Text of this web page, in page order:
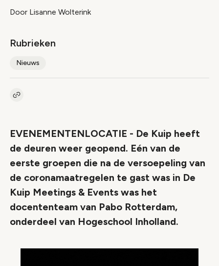
Door Lisanne Wolterink
Rubrieken
Nieuws
Kopieer link naar artikel
EVENEMENTENLOCATIE - De Kuip heeft
de deuren weer geopend. Eén van de
eerste groepen die na de versoepeling van
de coronamaatregelen te gast was in De
Kuip Meetings & Events was het
docententeam van Pabo Rotterdam,
onderdeel van Hogeschool Inholland.